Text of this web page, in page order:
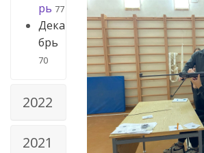
рь 77
Дека
брь
70
2022
2021